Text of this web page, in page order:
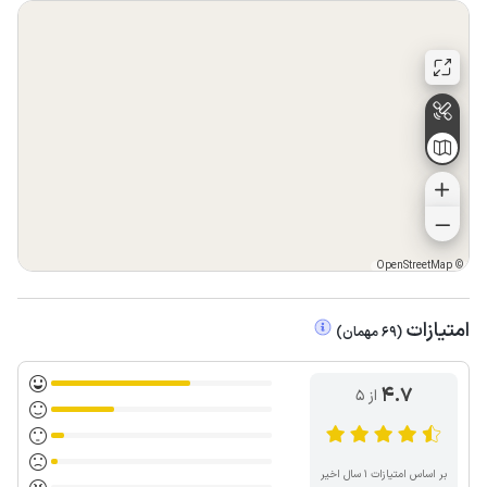
©
OpenStreetMap
امتیازات (
69مهمان)
4.7 از ۵
بر اساس امتیازات ۱ سال اخیر